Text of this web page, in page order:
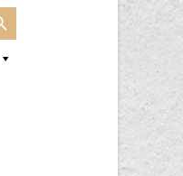
BUTTON